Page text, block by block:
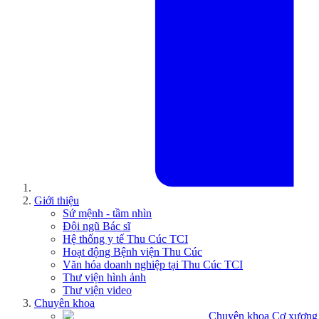
Giới thiệu
Sứ mệnh - tầm nhìn
Đội ngũ Bác sĩ
Hệ thống y tế Thu Cúc TCI
Hoạt động Bệnh viện Thu Cúc
Văn hóa doanh nghiệp tại Thu Cúc TCI
Thư viện hình ảnh
Thư viện video
Chuyên khoa
Chuyên khoa Cơ